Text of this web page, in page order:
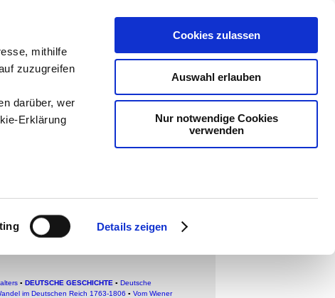
mithilfe
zuzugreifen
darüber, wer
Erklärung
Ihre
Medien
Details zeigen
Cookies zulassen
Auswahl erlauben
Nur notwendige Cookies
verwenden
-
des
▪ DEUTSCHE GESCHICHTE ▪ Deutsche
im Deutschen Reich 1763-1806 ▪ Vom Wiener